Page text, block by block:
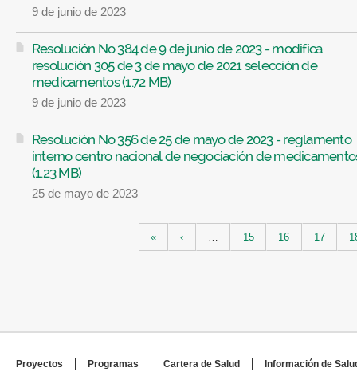
9 de junio de 2023
Resolución No 384 de 9 de junio de 2023 - modifica
resolución 305 de 3 de mayo de 2021 selección de
medicamentos (1.72 MB)
9 de junio de 2023
Resolución No 356 de 25 de mayo de 2023 - reglamento
interno centro nacional de negociación de
(1.23 MB)
25 de mayo de 2023
« ‹ 15 16 17
Proyectos Programas Cartera de Salud
Información de